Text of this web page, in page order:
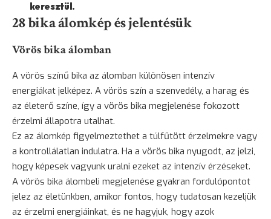
keresztül.
28 bika álomkép és jelentésük
Vörös bika álomban
A vörös színű bika az álomban különösen intenzív
energiákat jelképez. A vörös szín a szenvedély, a harag és
az életerő színe, így a vörös bika megjelenése fokozott
érzelmi állapotra utalhat.
Ez az álomkép figyelmeztethet a túlfűtött érzelmekre vagy
a kontrollálatlan indulatra. Ha a vörös bika nyugodt, az jelzi,
hogy képesek vagyunk uralni ezeket az intenzív érzéseket.
A vörös bika álombeli megjelenése gyakran fordulópontot
jelez az életünkben, amikor fontos, hogy tudatosan kezeljük
az érzelmi energiáinkat, és ne hagyjuk, hogy azok